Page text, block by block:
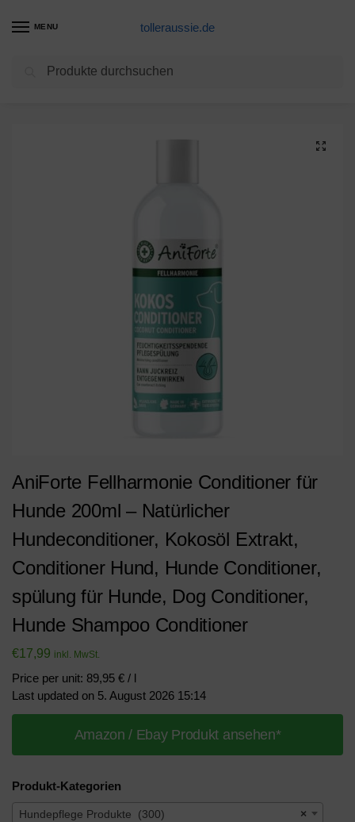
MENU tolleraussie.de
Hundepflege Produkte / AniForte Fellharmonie Conditioner für Hunde 200ml – Natürlicher Hundeconditioner, Kokosöl Extrakt, Conditioner Hund, Hunde Conditioner, spülung für Hunde, Dog Conditioner, Hunde Shampoo Conditioner
AniForte Fellharmonie Conditioner für
Hunde 200ml – Natürlicher
Hundeconditioner, Kokosöl Extrakt,
Conditioner Hund, Hunde Conditioner,
spülung für Hunde, Dog Conditioner,
Hunde Shampoo Conditioner
€17,99 inkl. MwSt.
Price per unit: 89,95 € / l
Last updated on 5. August 2026 15:14
Amazon / Ebay Produkt ansehen*
Produkt-Kategorien
×
Hundepflege Produkte (300)